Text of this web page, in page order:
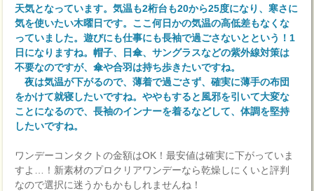
天気となっています。気温も2桁台も20から25度になり、寒さに
気を使いたい木曜日です。ここ何日かの気温の高低差もなくな
っていました。遊びにも仕事にも長袖で過ごさないとという！1
日になりますね。帽子、日傘、サングラスなどの紫外線対策は
不要なのですが、傘や合羽は持ち歩きたいですね。
夜は気温が下がるので、薄着で過ごさず、確実に薄手の布団
をかけて就寝したいですね。ややもすると風邪を引いて大変な
ことになるので、長袖のインナーを着るなどして、体調を堅持
したいですね。
ワンデーコンタクトの金額はOK！最安値は確実に下がっていま
すよ…！新素材のプロクリアワンデーなら乾燥しにくいと評判
なので選択に迷うかもかもしれませんね！